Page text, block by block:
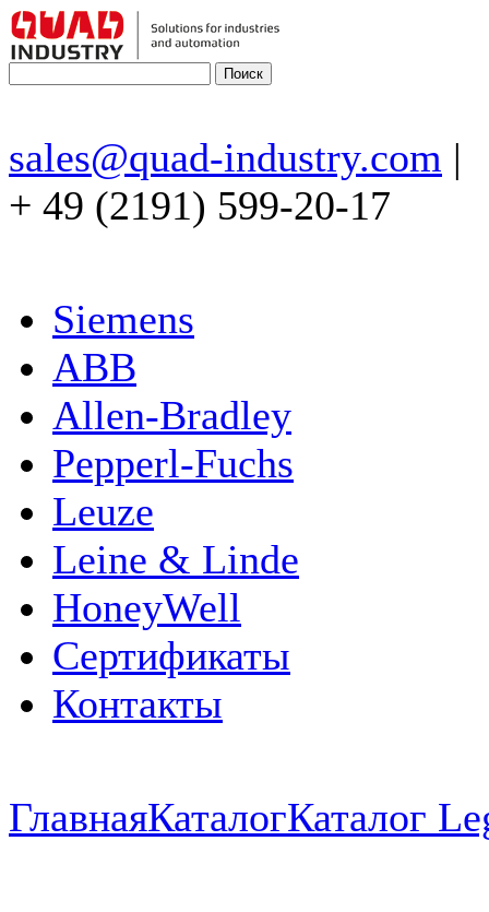
sales@quad-industry.com |
+ 49 (2191) 599-20-17
Siemens
ABB
Allen-Bradley
Pepperl-Fuchs
Leuze
Leine & Linde
HoneyWell
Сертификаты
Контакты
ГлавнаяКаталогКаталог